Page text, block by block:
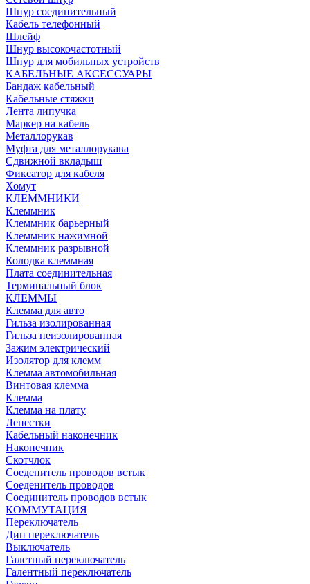
Шнур соединительный
Кабель телефонный
Шлейф
Шнур высокочастотный
Шнур для мобильных устройств
КАБЕЛЬНЫЕ АКСЕССУАРЫ
Бандаж кабельный
Кабельные стяжки
Лента липучка
Маркер на кабель
Металлорукав
Муфта для металлорукава
Сдвижной вкладыш
Фиксатор для кабеля
Хомут
КЛЕММНИКИ
Клеммник
Клеммник барьерный
Клеммник нажимной
Клеммник разрывной
Колодка клеммная
Плата соединительная
Терминальный блок
КЛЕММЫ
Клемма для авто
Гильза изолированная
Гильза неизолированная
Зажим электрический
Изолятор для клемм
Клемма автомобильная
Винтовая клемма
Клемма
Клемма на плату
Лепестки
Кабельный наконечник
Наконечник
Скотчлок
Соеденитель проводов встык
Соеденитель проводов
Соединитель проводов встык
КОММУТАЦИЯ
Переключатель
Дип переключатель
Выключатель
Галетный переключатель
Галентный переключатель